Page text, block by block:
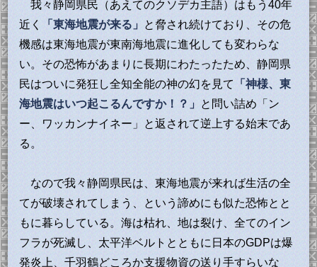
我々静岡県民（あえてのクソデカ主語）はもう40年
近く
「東海地震が来る」 と脅され続けており、その危
機感は東海地震が東南海地震に進化しても変わらな
い。その恐怖があまりに長期にわたったため、静岡県
民はついに発狂し全知全能の神の幻を見て
「神様、東
海地震はいつ起こるんですか！？」 と問い詰め「ン
ー、ワッカンナイネー」と返されて逆上する始末であ
る。
なので我々静岡県民は、東海地震が来れば生活の全
てが破壊されてしまう、という諦めにも似た恐怖とと
もに暮らしている。海は枯れ、地は裂け、全てのイン
フラが死滅し、太平洋ベルトとともに日本のGDPは爆
発炎上、千羽鶴どころか支援物資の送り手すらいな